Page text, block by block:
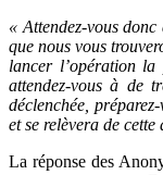
« Attendez-vous
que nous vous
lancer l’opération la
attendez-vous à de
déclenchée,
et se relèvera de
La réponse des